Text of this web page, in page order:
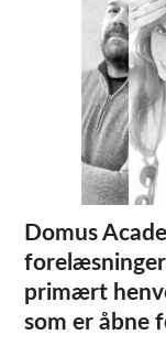
Domus
primært
som er åbne